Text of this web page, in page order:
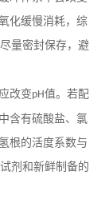
化缓慢消耗，综
量密封保存，避
改变pH值。若配
含有硫酸盐、氯
根的活度系数与
剂和新鲜制备的